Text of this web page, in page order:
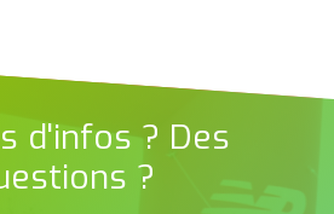
d'infos ? Des
?